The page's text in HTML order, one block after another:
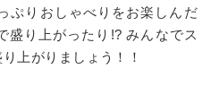
ぷりおしゃべりをお楽しんだ
盛り上がったり !?みんなでス
上がりましょう！！